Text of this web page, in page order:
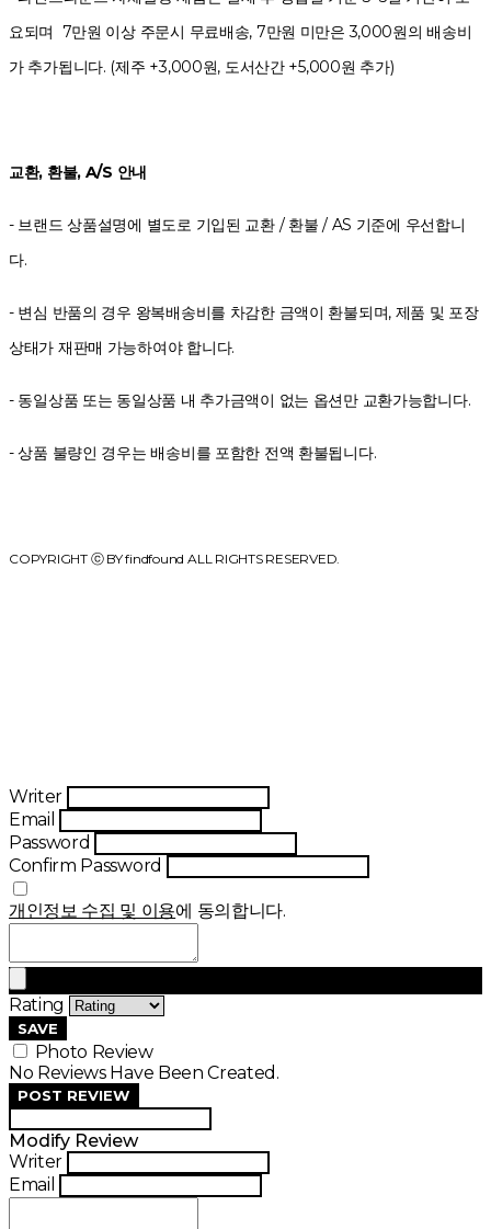
요되며 7만원 이상 주문시 무료배송, 7만원 미만은 3,000원의 배송비
가 추가됩니다. (제주 +3,000원, 도서산간 +5,000원 추가)
교환, 환불, A/S 안내
- 브랜드 상품설명에 별도로 기입된 교환 / 환불 / AS 기준에 우선합니
다.
- 변심 반품의 경우 왕복배송비를 차감한 금액이 환불되며, 제품 및 포장
상태가 재판매 가능하여야 합니다.
- 동일상품 또는 동일상품 내 추가금액이 없는 옵션만 교환가능합니다.
- 상품 불량인 경우는 배송비를 포함한 전액 환불됩니다.
COPYRIGHT ⓒ BY findfound ALL RIGHTS RESERVED.
Writer
Email
Password
Confirm Password
개인정보 수집 및 이용에 동의합니다.
Rating
SAVE
Photo Review
No Reviews Have Been Created.
POST REVIEW
Modify Review
Writer
Email